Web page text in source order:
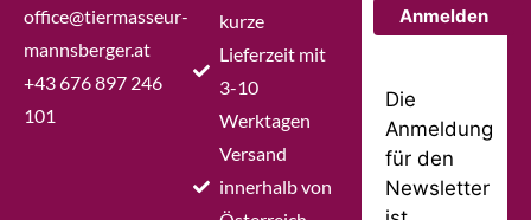
office@tiermasseur-
mannsberger.at
+43 676 897 246
101
kurze
Lieferzeit mit
3-10
Werktagen
Versand
innerhalb von
Anmelden
Die
Anmeldung
für den
Newsletter